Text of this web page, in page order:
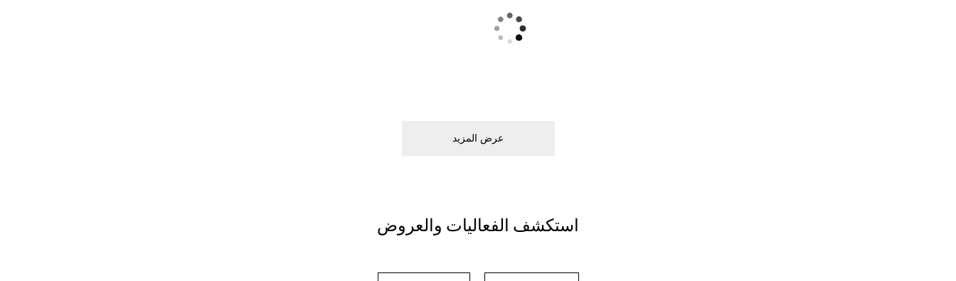
ﻋﺮﺽ اﻟﻤﺰﻳﺪ
اﺳﺘﻜﺸﻒ اﻟﻔﻌﺎﻟﻴﺎﺕ ﻭاﻟﻌﺮﻭﺽ